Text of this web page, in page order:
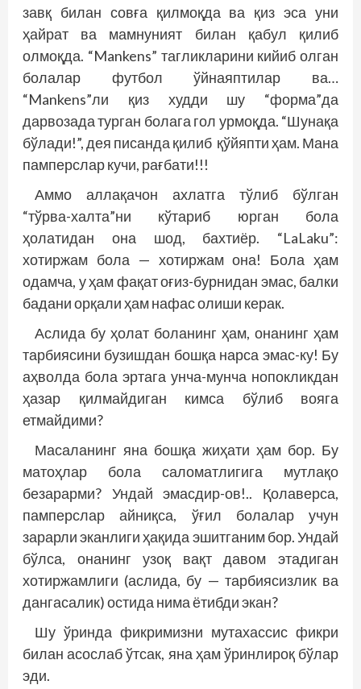
завқ билан совға қилмоқда ва қиз эса уни
ҳайрат ва мамнуният билан қабул қилиб
олмоқда. “Mankens” тагликларини кийиб олган
болалар футбол ўйнаяптилар ва…
“Mankens”ли қиз худди шу “форма”да
дарвозада турган болага гол урмоқда. “Шунақа
бўлади!”, дея писанда қилиб қўйяпти ҳам. Мана
памперс­лар кучи, рағбати!!!
Аммо аллақачон ахлатга тўлиб бўлган
“тўрва-халта”ни кўтариб юрган бола
ҳолатидан она шод, бахтиёр. “LaLaku”:
хотиржам бола — хотиржам она! Бола ҳам
одамча, у ҳам фақат оғиз-бурнидан эмас, балки
бадани орқали ҳам нафас олиши керак.
Аслида бу ҳолат боланинг ҳам, онанинг ҳам
тарбиясини бузишдан бошқа нарса эмас-ку! Бу
аҳволда бола эртага унча-мунча нопокликдан
ҳазар қилмайдиган кимса бўлиб воя­га
етмайдими?
Масаланинг яна бошқа жиҳати ҳам бор. Бу
матоҳлар бола саломатлигига мутлақо
безарарми? Ундай эмасдир-ов!.. Қолаверса,
памперслар айниқса, ўғил болалар учун
зарарли эканлиги ҳақида эшитганим бор. Ундай
бўлса, онанинг узоқ вақт давом этадиган
хотиржамлиги (аслида, бу — тарбия­сизлик ва
дангасалик) остида нима ётибди экан?
Шу ўринда фикримизни мутахассис фикри
билан асослаб ўтсак, яна ҳам ўринлироқ бўлар
эди.